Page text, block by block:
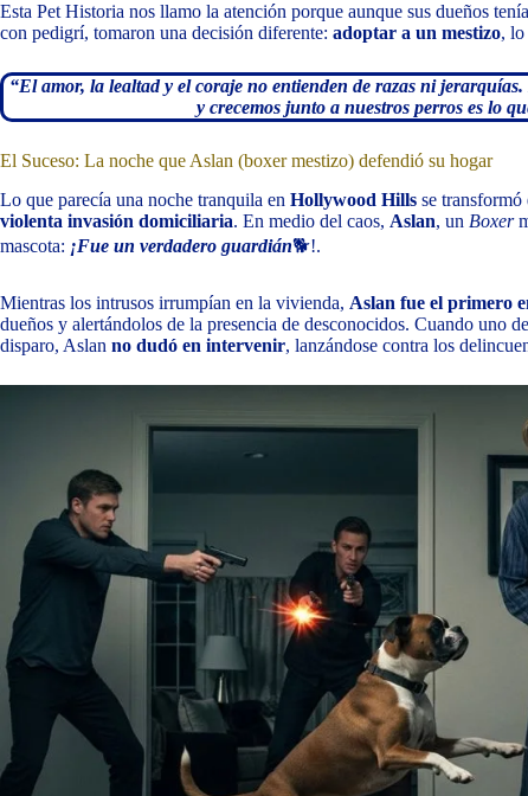
Esta Pet Historia nos llamo la atención porque aunque sus dueños
con pedigrí, tomaron una decisión diferente: adoptar a un mestizo, lo
“El amor, la lealtad y el coraje no entienden de razas ni
y crecemos junto a nuestros perros es lo
El Suceso: La noche que Aslan (boxer mestizo) defendió su hogar
Lo que parecía una noche tranquila en Hollywood Hills se
violenta invasión domiciliaria. En medio del caos, Aslan, un Boxer
mascota: ¡Fue un verdadero guardián🐕!.
Mientras los intrusos irrumpían en la vivienda, Aslan fue el primero
dueños y alertándolos de la presencia de desconocidos. Cuando uno
disparo, Aslan no dudó en intervenir, lanzándose contra los